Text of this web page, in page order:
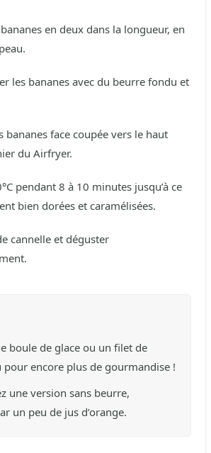
en deux dans la longueur, en
les bananes avec du beurre fondu et
bananes face coupée vers le haut
du Airfryer.
pendant 8 à 10 minutes jusqu’à ce
bien dorées et caramélisées.
cannelle et déguster
boule de glace ou un filet de
encore plus de gourmandise !
une version sans beurre,
un peu de jus d’orange.